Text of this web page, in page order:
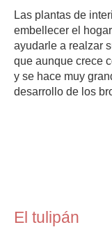
Las plantas de
embellecer el
ayudarle a realzar
que aunque crece
y se hace muy
desarrollo de los
El tulipán